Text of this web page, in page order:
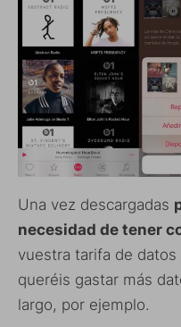
Una vez descargadas
necesidad de tener
vuestra tarifa de
queréis gastar más
largo, por ejemplo.